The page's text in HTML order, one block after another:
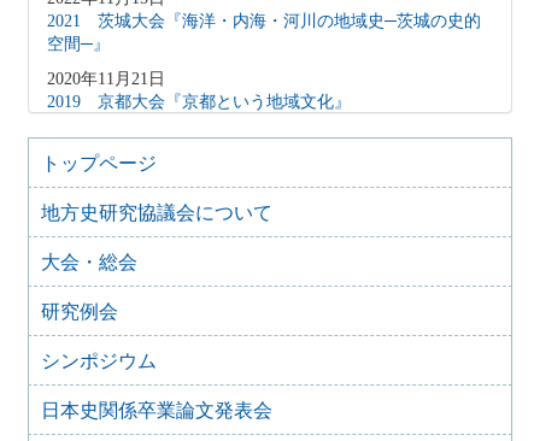
2021 茨城大会『海洋・内海・河川の地域史─茨城の史的
空間─』
2020年11月21日
2019 京都大会『京都という地域文化』
2019年10月6日
2018 神奈川大会『拠点にみる相武の地域史―鎌倉・小田
原・横浜―』
2018年10月20日
2017 徳島発展の歴史的基盤―「地力」と地域社会―
2017年10月8日
2016 信越国境の歴史像-「間」と「境」の地方史-
2017年4月14日
2015 三河大会『三河―交流からみる地域形成とその変容』
2015年10月25日
2014年 埼玉大会 『北武蔵の地域形成―水と地形が織りな
す歴史像―』
トップページ
地方史研究協議会について
大会・総会
研究例会
シンポジウム
日本史関係卒業論文発表会